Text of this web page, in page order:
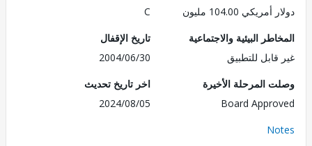
104.00 مليون
C
البيئية والاجتماعية
للتطبيق
تاريخ الإقفال
2004/06/30
المرحلة الأخيرة
Board
اخر تاريخ تحديث
2024/08/05